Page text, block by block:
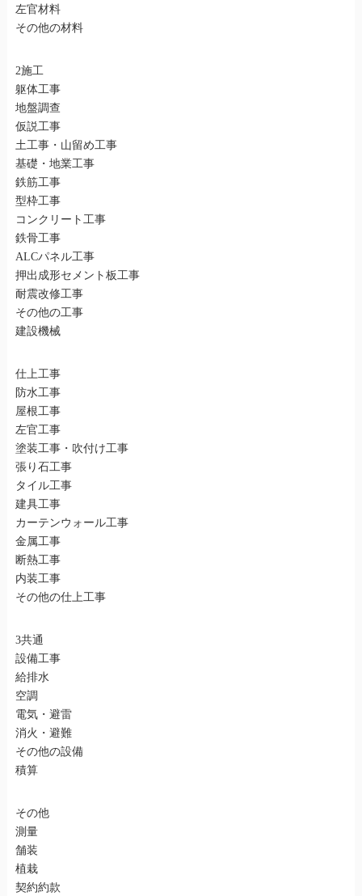
左官材料
その他の材料
2施工
躯体工事
地盤調查
仮説工事
土工事・山留め工事
基礎・地業工事
鉄筋工事
型枠工事
コンクリート工事
鉄骨工事
ALCパネル工事
押出成形セメント板工事
耐震改修工事
その他の工事
建設機械
仕上工事
防水工事
屋根工事
左官工事
塗装工事・吹付け工事
張り石工事
タイル工事
建具工事
カーテンウォール工事
金属工事
断熱工事
内装工事
その他の仕上工事
3共通
設備工事
給排水
空調
電気・避雷
消火・避難
その他の設備
積算
その他
測量
舗装
植栽
契約約款